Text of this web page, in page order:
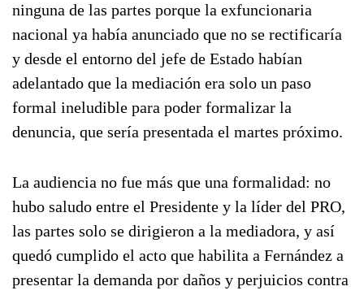
ninguna de las partes porque la exfuncionaria
nacional ya había anunciado que no se rectificaría
y desde el entorno del jefe de Estado habían
adelantado que la mediación era solo un paso
formal ineludible para poder formalizar la
denuncia, que sería presentada el martes próximo.
La audiencia no fue más que una formalidad: no
hubo saludo entre el Presidente y la líder del PRO,
las partes solo se dirigieron a la mediadora, y así
quedó cumplido el acto que habilita a Fernández a
presentar la demanda por daños y perjuicios contra